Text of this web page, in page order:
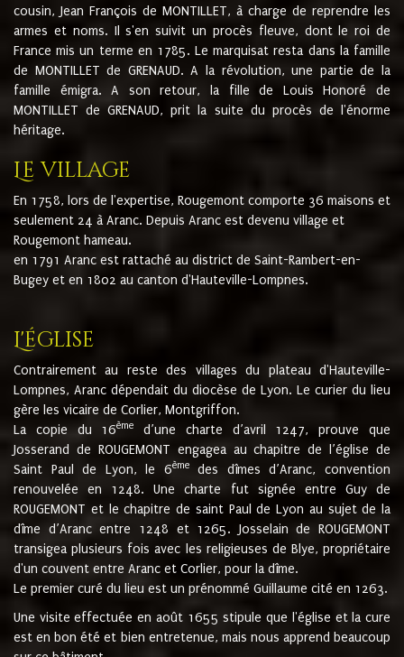
cousin, Jean François de MONTILLET, à charge de reprendre les
armes et noms. Il s'en suivit un procès fleuve, dont le roi de
France mis un terme en 1785. Le marquisat resta dans la famille
de MONTILLET de GRENAUD. A la révolution, une partie de la
famille émigra. A son retour, la fille de Louis Honoré de
MONTILLET de GRENAUD, prit la suite du procès de l'énorme
héritage.
Le village
En 1758, lors de l'expertise, Rougemont comporte 36 maisons et
seulement 24 à Aranc. Depuis Aranc est devenu village et
Rougemont hameau.
en 1791 Aranc est rattaché au district de Saint-Rambert-en-
Bugey et en 1802 au canton d'Hauteville-Lompnes.
L'église
Contrairement au reste des villages du plateau d'Hauteville-
Lompnes, Aranc dépendait du diocèse de Lyon. Le curier du lieu
gère les vicaire de Corlier, Montgriffon.
La copie du 16ème
d’une charte d’avril 1247, prouve que
Josserand de ROUGEMONT engagea au chapitre de l’église de
Saint Paul de Lyon, le 6èmedes dîmes d’Aranc, convention
renouvelée en 1248. Une charte fut signée entre Guy de
ROUGEMONT et le chapitre de saint Paul de Lyon au sujet de la
dîme d’Aranc entre 1248 et 1265. Josselain de ROUGEMONT
transigea plusieurs fois avec les religieuses de Blye, propriétaire
d'un couvent entre Aranc et Corlier, pour la dîme.
Le premier curé du lieu est un prénommé Guillaume cité en 1263.
Une visite effectuée en août 1655 stipule que l'église et la cure
est en bon été et bien entretenue, mais nous apprend beaucoup